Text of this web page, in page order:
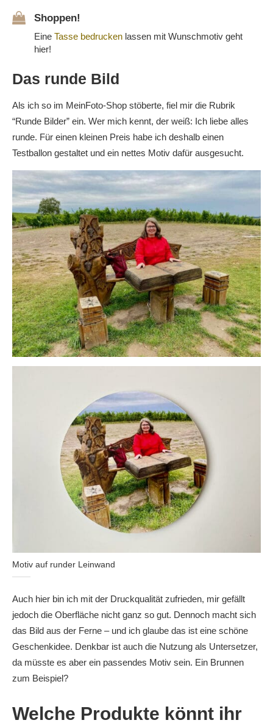
Shoppen!
Eine Tasse bedrucken lassen mit Wunschmotiv geht
hier!
Das runde Bild
Als ich so im MeinFoto-Shop stöberte, fiel mir die Rubrik
“Runde Bilder” ein. Wer mich kennt, der weiß: Ich liebe alles
runde. Für einen kleinen Preis habe ich deshalb einen
Testballon gestaltet und ein nettes Motiv dafür ausgesucht.
Motiv auf runder Leinwand
Auch hier bin ich mit der Druckqualität zufrieden, mir gefällt
jedoch die Oberfläche nicht ganz so gut. Dennoch macht sich
das Bild aus der Ferne – und ich glaube das ist eine schöne
Geschenkidee. Denkbar ist auch die Nutzung als Untersetzer,
da müsste es aber ein passendes Motiv sein. Ein Brunnen
zum Beispiel?
Welche Produkte könnt ihr